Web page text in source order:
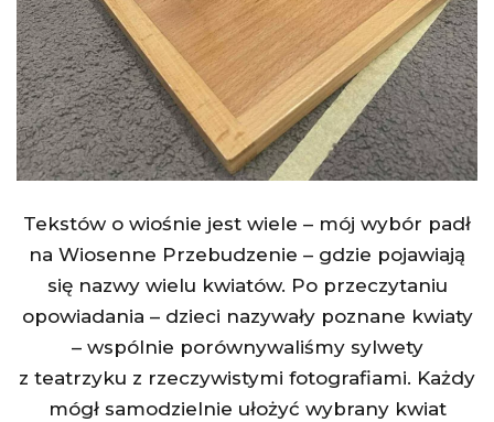
Tekstów o wiośnie jest wiele – mój wybór padł
na Wiosenne Przebudzenie – gdzie pojawiają
się nazwy wielu kwiatów. Po przeczytaniu
opowiadania – dzieci nazywały poznane kwiaty
– wspólnie porównywaliśmy sylwety
z teatrzyku z rzeczywistymi fotografiami. Każdy
mógł samodzielnie ułożyć wybrany kwiat